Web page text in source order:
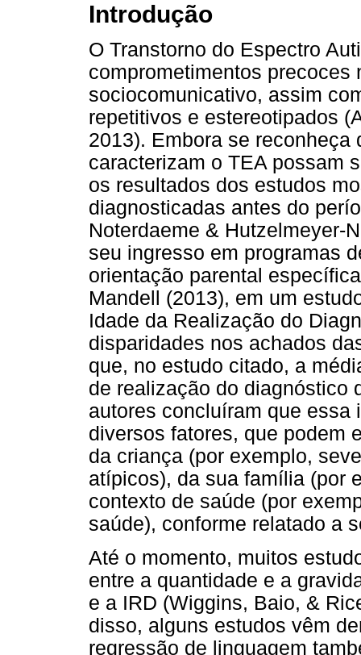
Introdução
O Transtorno do Espectro
comprometimentos precoces
sociocomunicativo, assim
repetitivos e estereotipados
2013). Embora se
caracterizam o TEA possam
os resultados dos estudos
diagnosticadas antes do
Noterdaeme & Hutzelmeyer-
seu ingresso em programas
orientação parental
Mandell (2013), em um
Idade da Realização do
disparidades nos achados
que, no estudo citado, a
de realização do diagnóstico
autores concluíram que essa
diversos fatores, que podem
da criança (por exemplo,
atípicos), da sua família (por
contexto de saúde (por
saúde), conforme relatado a
Até o momento, muitos
entre a quantidade e a
e a IRD (Wiggins, Baio, &
disso, alguns estudos vêm
regressão de linguagem